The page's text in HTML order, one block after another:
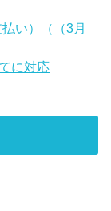
い）（（3月
に対応